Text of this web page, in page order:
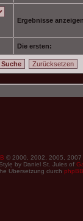
Ergebnisse
Die ersten:
© 2000, 2002, 2005, 2007
by Daniel St. Jules of
Übersetzung durch